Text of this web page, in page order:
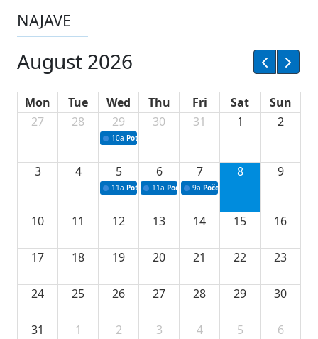
NAJAVE
August 2026
Mon Tue Wed Thu Fri Sat
Sun
27
28 29
10a Potpisivanje ugovora sa neprofitnim
30 31 1 2
3 4 5
11a Potpisivanje ugovora o stipendijama za
6
11a Podrška razvoju vodne infrastrukture u
7
9a Početak izgradnje nove
8 9
10 11 12 13 14 15 16
17 18 19 20 21 22 23
24 25 26 27 28 29 30
31 1 2 3 4 5 6